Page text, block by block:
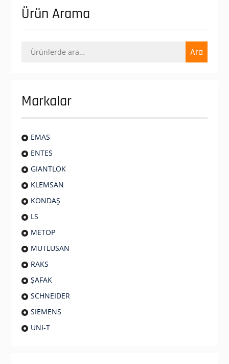
Ürün Arama
Ara: Ara
Markalar
EMAS
ENTES
GIANTLOK
KLEMSAN
KONDAŞ
LS
METOP
MUTLUSAN
RAKS
ŞAFAK
SCHNEIDER
SIEMENS
UNI-T